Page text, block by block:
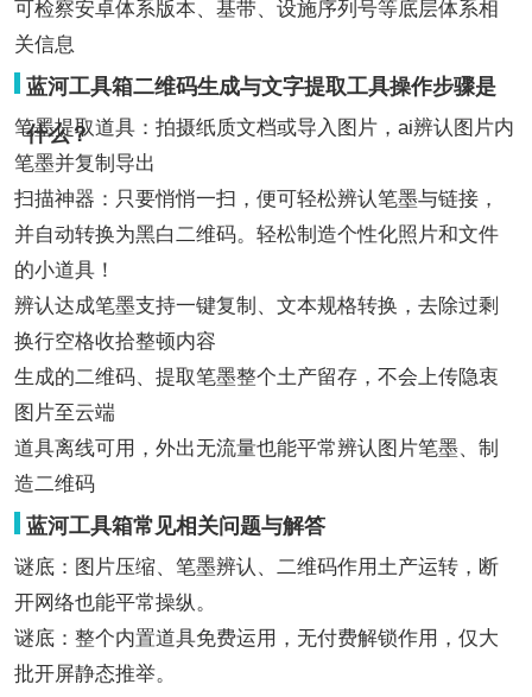
可检察安卓体系版本、基带、设施序列号等底层体系相
关信息
蓝河工具箱二维码生成与文字提取工具操作步骤是
什么？
笔墨提取道具：拍摄纸质文档或导入图片，ai辨认图片内
笔墨并复制导出
扫描神器：只要悄悄一扫，便可轻松辨认笔墨与链接，
并自动转换为黑白二维码。轻松制造个性化照片和文件
的小道具！
辨认达成笔墨支持一键复制、文本规格转换，去除过剩
换行空格收拾整顿内容
生成的二维码、提取笔墨整个土产留存，不会上传隐衷
图片至云端
道具离线可用，外出无流量也能平常辨认图片笔墨、制
造二维码
蓝河工具箱常见相关问题与解答
谜底：图片压缩、笔墨辨认、二维码作用土产运转，断
开网络也能平常操纵。
谜底：整个内置道具免费运用，无付费解锁作用，仅大
批开屏静态推举。